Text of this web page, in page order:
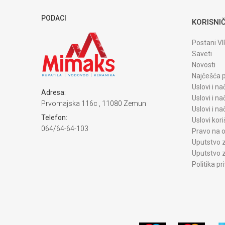
PODACI
Adresa:
Prvomajska 116c , 11080 Zemun
Telefon:
064/64-64-103
Postani
Saveti
Novosti
Najčešća
Uslovi i
Uslovi i
Uslovi i
Uslovi
Pravo na
Uputstvo
Uputstvo
Politika